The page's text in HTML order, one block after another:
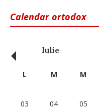
Calendar ortodox
Iulie
‹ L M M
03
04 05